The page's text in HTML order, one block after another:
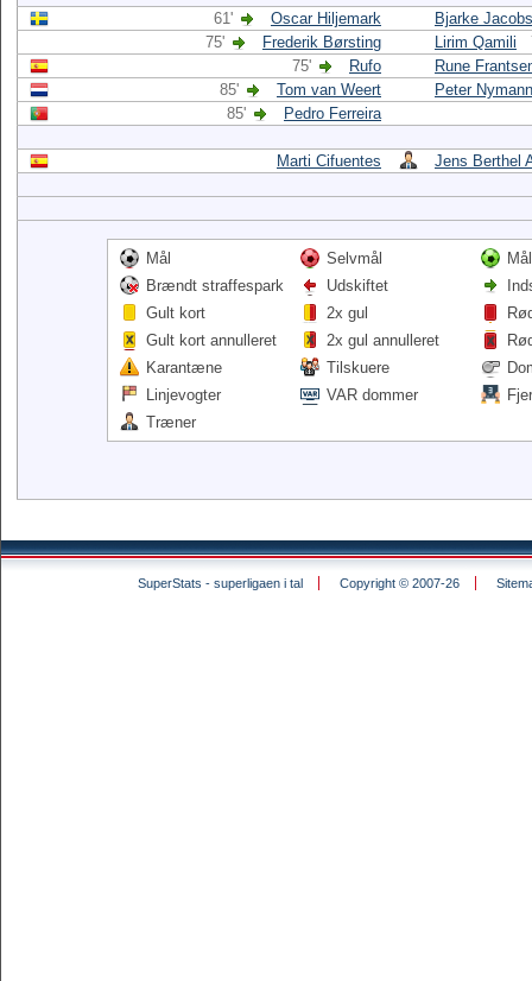
61' Oscar Hiljemark
Bjarke
75'
Frederik Børsting Lirim Qamili
75'
Rufo
Rune
85'
Tom van Weert
Peter Nymann
85'
Pedro Ferreira
Marti Cifuentes Jens Berthel
Mål Selvmål
Brændt straffespark
Udskiftet
Gult kort
2x gul
Gult kort annulleret
2x gul annulleret
Karantæne
Tilskuere
Linjevogter
VAR dommer
Træner
SuperStats - superligaen i tal Copyright © 2007-26